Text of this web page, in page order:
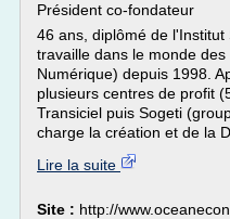
Président co-fondateur
46 ans, diplômé de l'Institut
travaille dans le monde
Numérique) depuis 1998.
plusieurs centres de profit
Transiciel puis Sogeti
charge la création et de la
Lire la suite
Site : http://